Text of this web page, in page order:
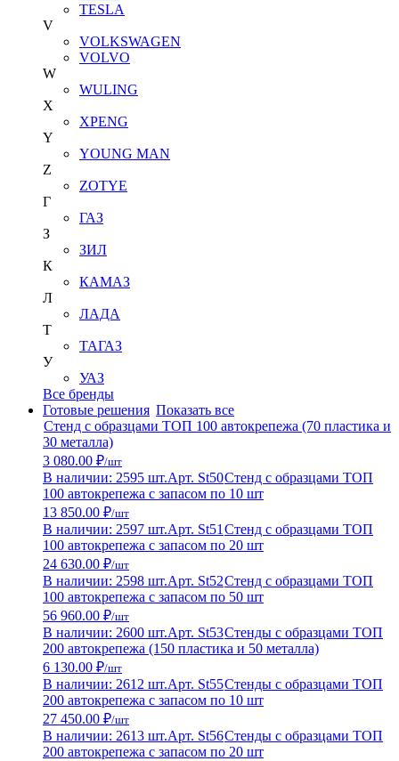
TESLA
V
VOLKSWAGEN
VOLVO
W
WULING
X
XPENG
Y
YOUNG MAN
Z
ZOTYE
Г
ГАЗ
З
ЗИЛ
К
КАМАЗ
Л
ЛАДА
Т
ТАГАЗ
У
УАЗ
Все бренды
Готовые решения Показать все
Стенд с образцами ТОП 100 автокрепежа (70 пластика и
30 металла)
3 080.00 ₽/шт
В наличии: 2595 шт.Арт. St50Стенд с образцами ТОП
100 автокрепежа с запасом по 10 шт
13 850.00 ₽/шт
В наличии: 2597 шт.Арт. St51 Стенд с образцами ТОП
100 автокрепежа с запасом по 20 шт
24 630.00 ₽/шт
В наличии: 2598 шт.Арт. St52Стенд с образцами ТОП
100 автокрепежа с запасом по 50 шт
56 960.00 ₽/шт
В наличии: 2600 шт.Арт. St53Стенды с образцами ТОП
200 автокрепежа (150 пластика и 50 металла)
6 130.00 ₽/шт
В наличии: 2612 шт.Арт. St55Стенды с образцами ТОП
200 автокрепежа с запасом по 10 шт
27 450.00 ₽/шт
В наличии: 2613 шт.Арт. St56Стенды с образцами ТОП
200 автокрепежа с запасом по 20 шт